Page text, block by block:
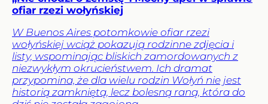
ofiar rzezi wołyńskiej
W Buenos Aires potomkowie ofiar rzezi
wołyńskiej wciąż pokazują rodzinne zdjęcia i
listy, wspominając bliskich zamordowanych z
niezwykłym okrucieństwem. Ich dramat
przypomina, że dla wielu rodzin Wołyń nie jest
historią zamkniętą, lecz bolesną raną, która do